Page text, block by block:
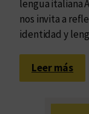
a
v
i
c
o
n
lengua italiana
nos invita a
identidad y
Leer más:
E